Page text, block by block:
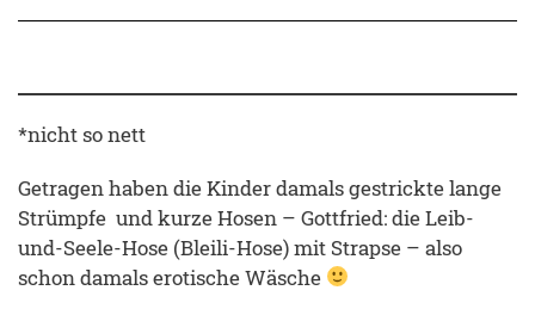
*nicht so nett
Getragen haben die Kinder damals gestrickte lange
Strümpfe und kurze Hosen – Gottfried: die Leib-
und-Seele-Hose (Bleili-Hose) mit Strapse – also
schon damals erotische Wäsche